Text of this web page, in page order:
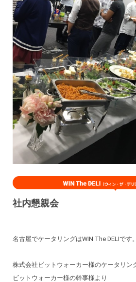
社内懇親会
名古屋でケータリングはWIN The DELIです。
株式会社ビットウォーカー様のケータリン
ビットウォーカー様の幹事様より